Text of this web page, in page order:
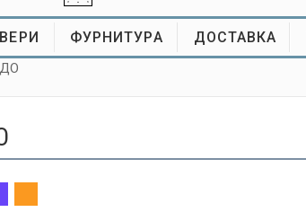
ФУРНИТУРА ДОСТАВКА